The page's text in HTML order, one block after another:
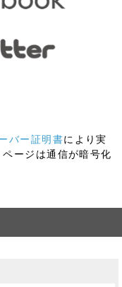
バー証明書により実
ージは通信が暗号化